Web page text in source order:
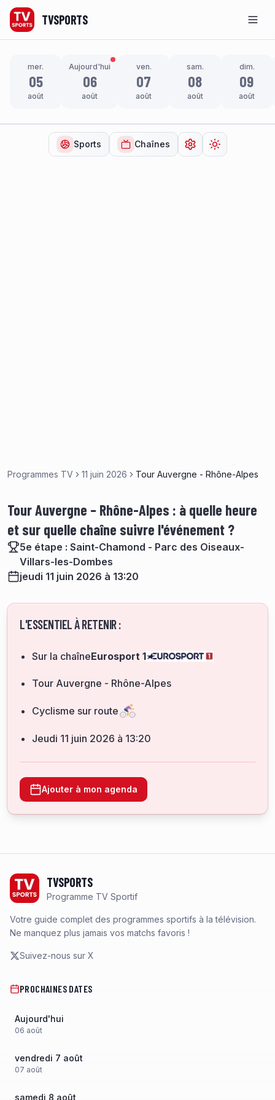
TVSPORTS
mer.
05
août
Aujourd'hui
06
août
ven.
07
août
sam.
08
août
dim.
09
août
Sports Chaînes Ouvrir lesChanger de
Programmes TV 11 juin 2026 Tour Auvergne - Rhône-Alpes
Tour Auvergne – Rhône-Alpes : à quelle heure
et sur quelle chaîne suivre l'événement ?
5e étape : Saint-Chamond - Parc des Oiseaux-
Villars-les-Dombes
jeudi 11 juin 2026 à 13:20
L'ESSENTIEL À RETENIR :
Sur la chaîneEurosport 1
Tour Auvergne - Rhône-Alpes
Cyclisme sur route
jeudi 11 juin 2026 à 13:20
Ajouter à mon agenda
TVSPORTS
Programme TV Sportif
Votre guide complet des programmes sportifs à la télévision.
Ne manquez plus jamais vos matchs favoris !
Suivez-nous sur X
PROCHAINES DATES
Aujourd'hui
06 août
vendredi 7 août
07 août
samedi 8 août